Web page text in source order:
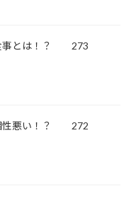
事とは！？ 273
性悪い！？ 272